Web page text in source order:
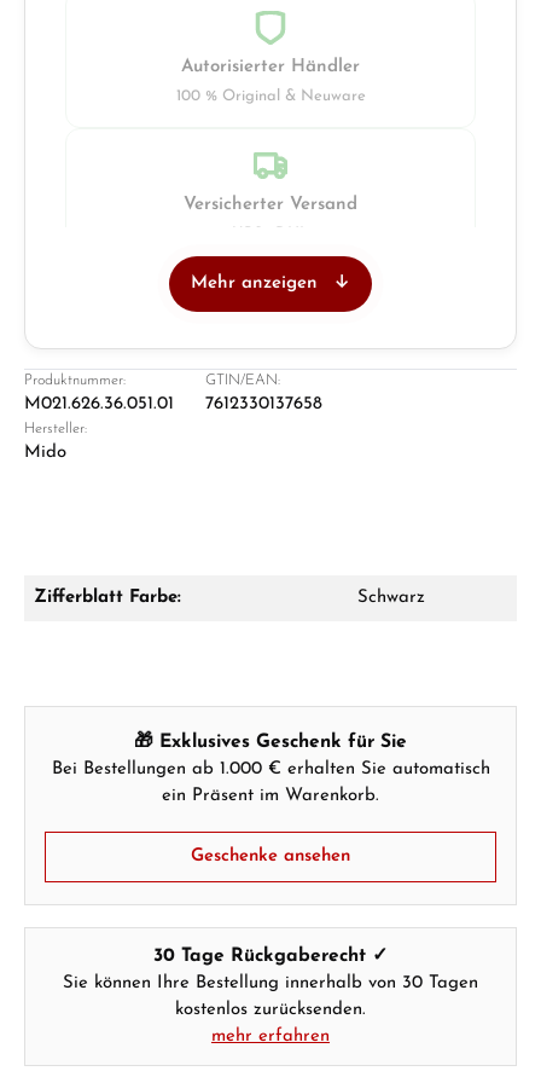
Autorisierter Händler
100 % Original & Neuware
Versicherter Versand
Ladengeschäft in Solingen
Mo–Fr: 10:00 – 17:00 - Sam: 10:00 - 14:00
Jetzt anrufen
Geschenk im Warenkorb.
GESCHENKE ANSEHEN
Mehr anzeigen
Produktnummer:
M021.626.36.051.01
GTIN/EAN:
7612330137658
Hersteller:
Mido
Zifferblatt Farbe: Schwarz
🎁 Exklusives Geschenk für Sie
Bei Bestellungen ab 1.000 € erhalten Sie automatisch
ein Präsent im Warenkorb.
Geschenke ansehen
30 Tage Rückgaberecht ✓
Sie können Ihre Bestellung innerhalb von 30 Tagen
kostenlos zurücksenden.
mehr erfahren